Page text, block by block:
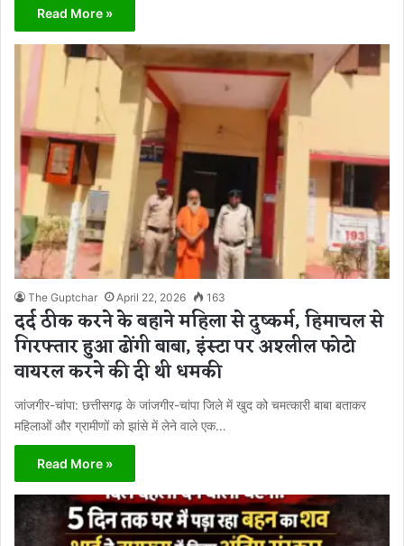
Read More »
The Guptchar April 22, 2026 163
दर्द ठीक करने के बहाने महिला से दुष्कर्म, हिमाचल से
गिरफ्तार हुआ ढोंगी बाबा, इंस्टा पर अश्लील फोटो
वायरल करने की दी थी धमकी
जांजगीर-चांपा: छत्तीसगढ़ के जांजगीर-चांपा जिले में खुद को चमत्कारी बाबा बताकर
महिलाओं और ग्रामीणों को झांसे में लेने वाले एक…
Read More »